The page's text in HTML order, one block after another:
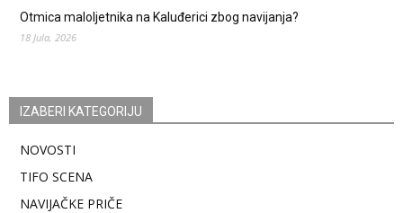
Otmica maloljetnika na Kaluđerici zbog navijanja?
18 Jula, 2026
IZABERI KATEGORIJU
NOVOSTI
TIFO SCENA
NAVIJAČKE PRIČE